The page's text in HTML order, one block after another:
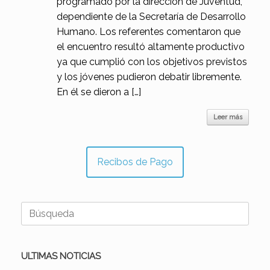
dependiente de la Secretaría de Desarrollo
Humano. Los referentes comentaron que
el encuentro resultó altamente productivo
ya que cumplió con los objetivos previstos
y los jóvenes pudieron debatir libremente.
En él se dieron a […]
Leer más
Recibos de Pago
Buscar:
ULTIMAS NOTICIAS